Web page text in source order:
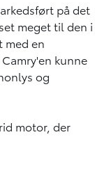
på det
meget til den i
med en
kunne
og
motor, der